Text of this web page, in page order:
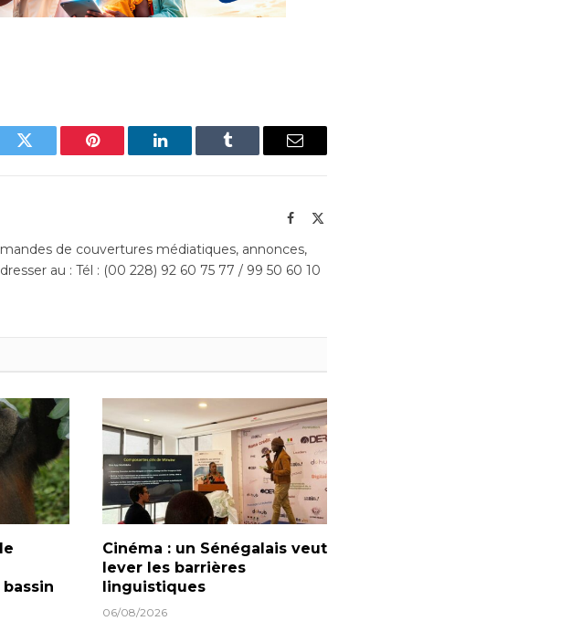
Twitter Pinterest LinkedIn Tumblr Email
Facebook
de couvertures médiatiques, annonces,
au : Tél : (00 228) 92 60 75 77 / 99 50 60 10
Cinéma : un Sénégalais veut
lever les barrières
linguistiques
06/08/2026